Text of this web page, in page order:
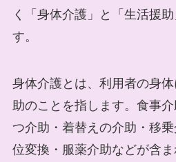
く「身体介護」と「生活援
す。
身体介護とは、利用者の身
助のことを指します。食事
つ介助・着替えの介助・移
位変換・服薬介助などが含